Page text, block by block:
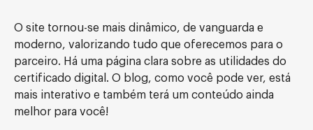
O site tornou-se mais dinâmico, de vanguarda e
moderno, valorizando tudo que oferecemos para o
parceiro. Há uma página clara sobre as utilidades do
certificado digital. O blog, como você pode ver, está
mais interativo e também terá um conteúdo ainda
melhor para você!